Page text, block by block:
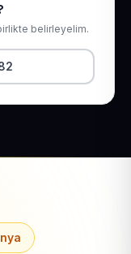
belirleyelim.